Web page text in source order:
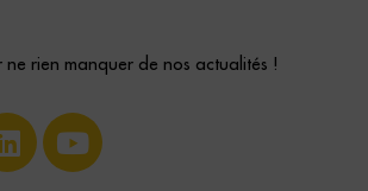
rien manquer de nos actualités !
L
i
Y
o